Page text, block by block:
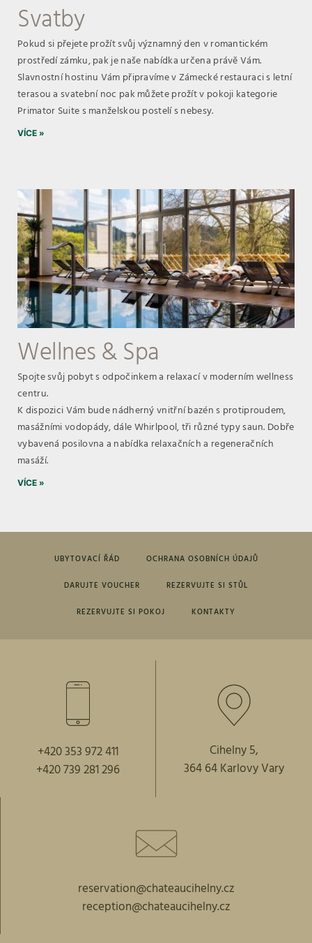
Svatby
Pokud si přejete prožít svůj významný den v romantickém
prostředí zámku, pak je naše nabídka určena právě Vám.
Slavnostní hostinu Vám připravíme v Zámecké restauraci s letní
terasou a svatební noc pak můžete prožít v pokoji kategorie
Primator Suite s manželskou postelí s nebesy.
VÍCE »
Wellnes & Spa
Spojte svůj pobyt s odpočinkem a relaxací v moderním wellness
centru.
K dispozici Vám bude nádherný vnitřní bazén s protiproudem,
masážními vodopády, dále Whirlpool, tři různé typy saun. Dobře
vybavená posilovna a nabídka relaxačních a regeneračních
masáží.
VÍCE »
UBYTOVACÍ ŘÁD OCHRANA OSOBNÍCH ÚDAJŮ
DARUJTE VOUCHER REZERVUJTE SI STŮL
REZERVUJTE SI POKOJ KONTAKTY
+420 353 972 411
+420 739 281 296
Cihelny 5,
364 64 Karlovy Vary
reservation@chateaucihelny.cz
reception@chateaucihelny.cz